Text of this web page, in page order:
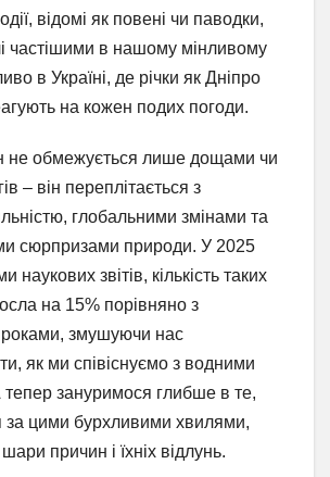
відомі як повені чи паводки,
частішими в нашому мінливому
в Україні, де річки як Дніпро
на кожен подих погоди.
не обмежується лише дощами чи
– він переплітається з
глобальними змінами та
сюрпризами природи. У 2025
наукових звітів, кількість таких
на 15% порівняно з
змушуючи нас
як ми співіснуємо з водними
зануримося глибше в те,
за цими бурхливими хвилями,
причин і їхніх відлунь.